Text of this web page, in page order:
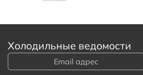
Холодильные ведомости